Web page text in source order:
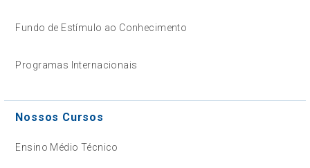
Fundo de Estímulo ao Conhecimento
Programas Internacionais
Nossos Cursos
Ensino Médio Técnico